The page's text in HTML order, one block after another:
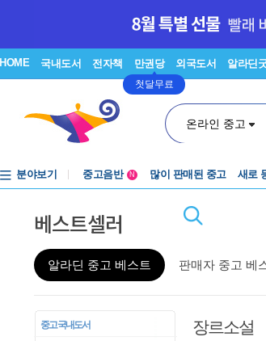
HOME 국내도서 전자책 만권당
첫달무료
외국도서 알라딘
온라인 중고
분야보기
중고음반
1천원부터
N 많이 판매된 중고 새로
베스트셀러
알라딘 중고 베스트 판매자 중고 베
중고 국내도서 장르소설